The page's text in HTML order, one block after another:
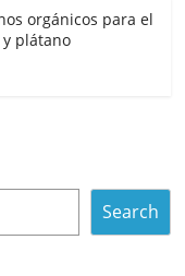
orgánicos para el
plátano
Search